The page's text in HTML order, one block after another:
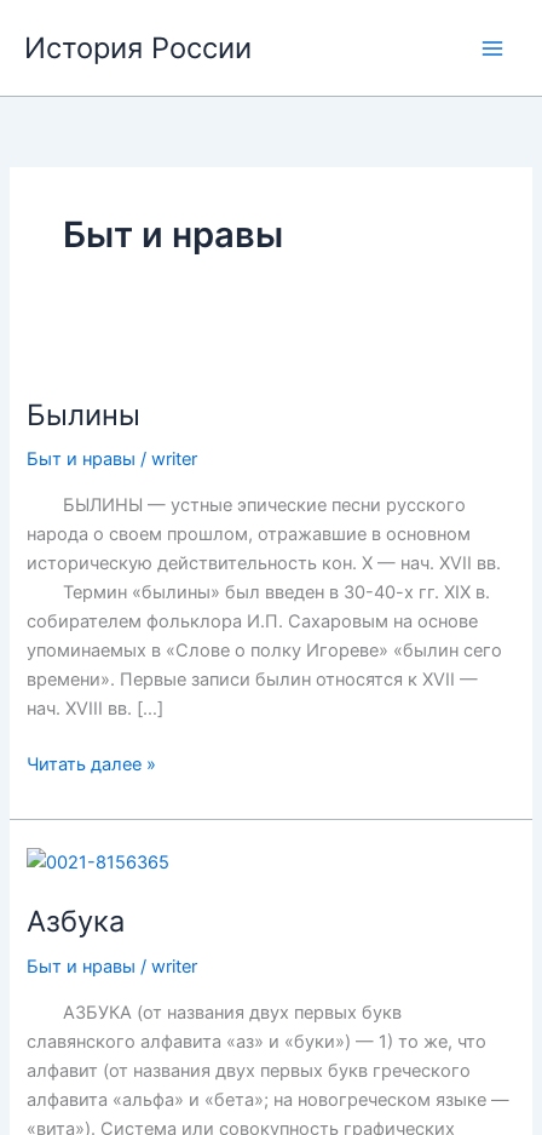
содержимому
История России
Быт и нравы
Былины
Быт и нравы /writer
БЫЛИНЫ — устные эпические песни русского
народа о своем прошлом, отражавшие в основном
историческую действительность кон. X — нач. XVII вв.
Термин «былины» был введен в 30-40-х гг. XIX в.
собирателем фольклора И.П. Сахаровым на основе
упоминаемых в «Слове о полку Игореве» «былин сего
времени». Первые записи былин относятся к XVII —
нач. XVIII вв. […]
Былины
Читать далее »
Азбука
Быт и нравы /writer
АЗБУКА (от названия двух первых букв
славянского алфавита «аз» и «буки») — 1) то же, что
алфавит (от названия двух первых букв греческого
алфавита «альфа» и «бета»; на новогреческом языке —
«вита»). Система или совокупность графических